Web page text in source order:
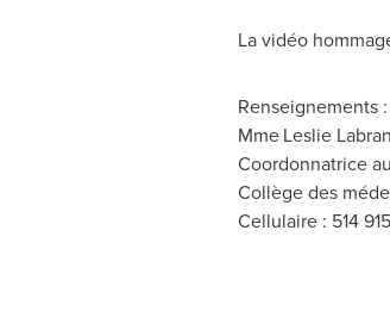
La vidéo
Renseignements :
MmeLeslie
Coordonnatrice
Collège des
Cellulaire : 514